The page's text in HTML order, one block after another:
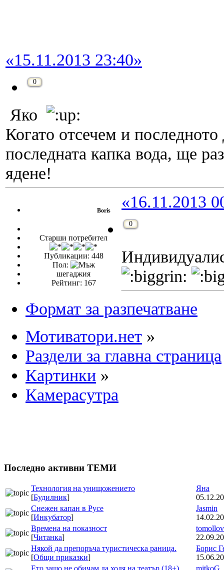
«15.11.2013 23:40»
0
Яко
Когато отсечем и
последната капка вода, ще
ядене!
Boris
Старши потребител
Публикации: 448
Пол:
шегаджия
Рейтинг: 167
«16.11.2013
0
Формат за разпечатване
Мотиватори.нет »
Раздели за главна страница
Картинки »
Камерасутра
Последно активни ТЕМИ
Технология на унищожението
[Будилник]
Яна
Снежен капан в Русе
[Инкубатор]
Jasmin
Времена на показност
[Читанка]
tomollov
Някой да препоръча туристическа раница.
[Общи приказки]
Борис